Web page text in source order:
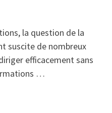
la question de la
suscite de nombreux
efficacement sans
…